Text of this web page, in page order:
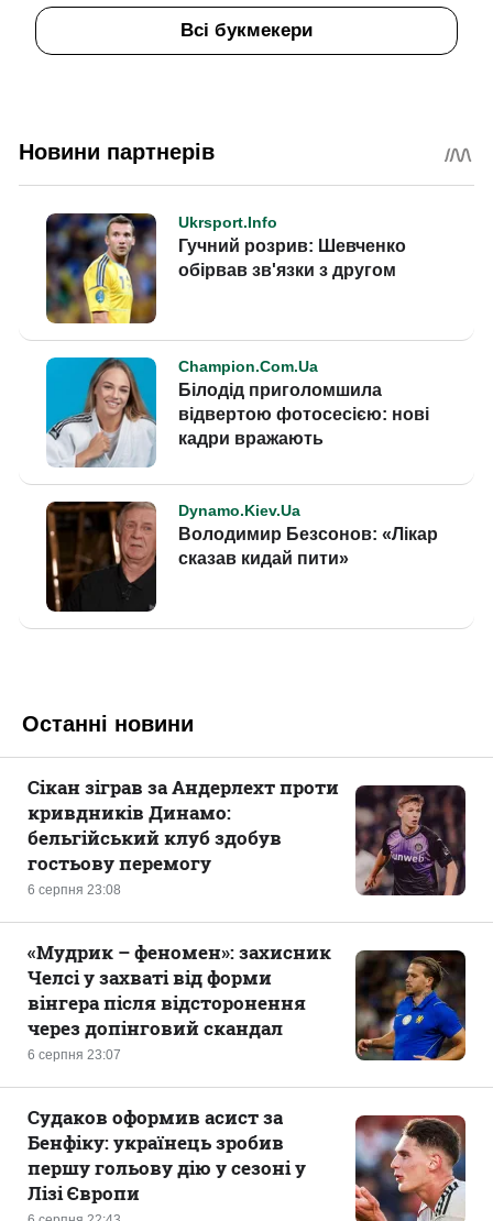
Всі букмекери
Останні новини
6 серпня 23:08
Сікан зіграв за Андерлехт проти
кривдників Динамо:
бельгійський клуб здобув
гостьову перемогу
6 серпня 23:07
«Мудрик – феномен»: захисник
Челсі у захваті від форми
вінгера після відсторонення
через допінговий скандал
Судаков оформив асист за
Бенфіку: українець зробив
першу гольову дію у сезоні у
Лізі Європи